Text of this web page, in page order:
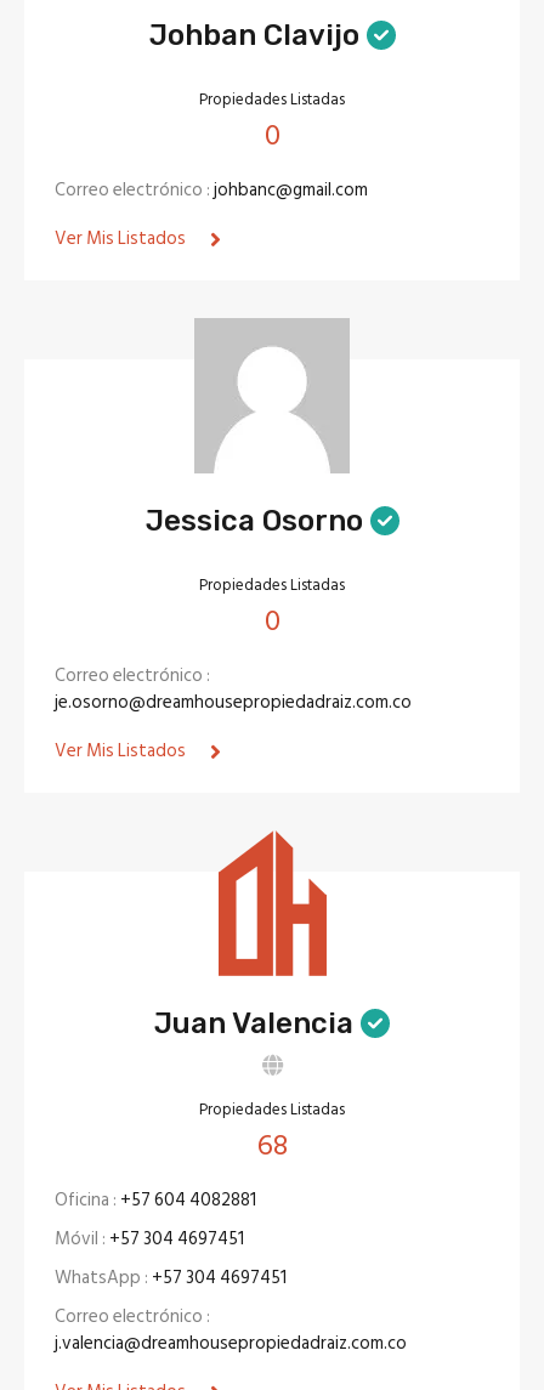
Johban Clavijo
Propiedades Listadas
0
Correo electrónico :johbanc@gmail.com
Ver Mis Listados
Jessica Osorno
Propiedades Listadas
0
Correo electrónico :
je.osorno@dreamhousepropiedadraiz.com.co
Ver Mis Listados
Juan Valencia
Propiedades Listadas
68
Oficina : +57 604 4082881
Móvil : +57 304 4697451
WhatsApp : +57 304 4697451
Correo electrónico :
j.valencia@dreamhousepropiedadraiz.com.co